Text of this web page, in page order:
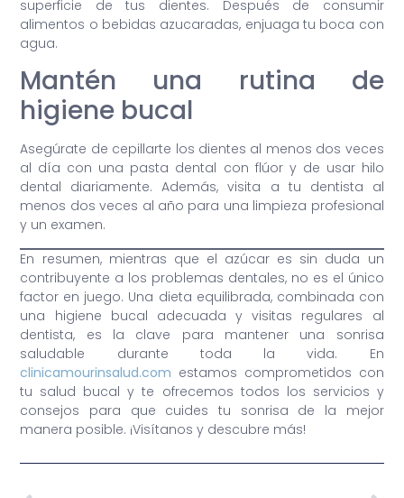
superficie de tus dientes. Después de consumir
alimentos o bebidas azucaradas, enjuaga tu boca con
agua.
Mantén una rutina de
higiene bucal
Asegúrate de cepillarte los dientes al menos dos veces
al día con una pasta dental con flúor y de usar hilo
dental diariamente. Además, visita a tu dentista al
menos dos veces al año para una limpieza profesional
y un examen.
En resumen, mientras que el azúcar es sin duda un
contribuyente a los problemas dentales, no es el único
factor en juego. Una dieta equilibrada, combinada con
una higiene bucal adecuada y visitas regulares al
dentista, es la clave para mantener una sonrisa
saludable durante toda la vida. En
clinicamourinsalud.com estamos comprometidos con
tu salud bucal y te ofrecemos todos los servicios y
consejos para que cuides tu sonrisa de la mejor
manera posible. ¡Visítanos y descubre más!